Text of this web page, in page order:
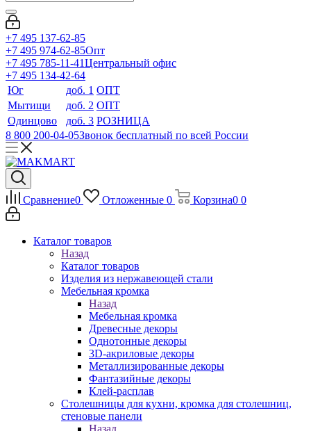
+7 495 137-62-85
+7 495 974-62-85Опт
+7 495 785-11-41Центральный офис
+7 495 134-42-64
Юг
доб. 1 ОПТ
Мытищи
доб. 2 ОПТ
Одинцово
доб. 3 РОЗНИЦА
8 800 200-04-05Звонок бесплатный по всей России
Сравнение0 Отложенные 0 Корзина0 0
Каталог товаров
Назад
Каталог товаров
Изделия из нержавеющей стали
Мебельная кромка
Назад
Мебельная кромка
Древесные декоры
Однотонные декоры
3D-акриловые декоры
Металлизированные декоры
Фантазийные декоры
Клей-расплав
Столешницы для кухни, кромка для столешниц,
стеновые панели
Назад